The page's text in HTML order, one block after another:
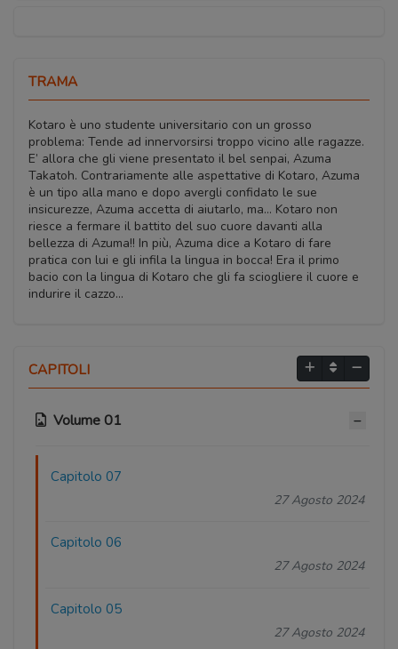
TRAMA
Kotaro è uno studente universitario con un grosso
problema: Tende ad innervorsirsi troppo vicino alle ragazze.
E’ allora che gli viene presentato il bel senpai, Azuma
Takatoh. Contrariamente alle aspettative di Kotaro, Azuma
è un tipo alla mano e dopo avergli confidato le sue
insicurezze, Azuma accetta di aiutarlo, ma… Kotaro non
riesce a fermare il battito del suo cuore davanti alla
bellezza di Azuma!! In più, Azuma dice a Kotaro di fare
pratica con lui e gli infila la lingua in bocca! Era il primo
bacio con la lingua di Kotaro che gli fa sciogliere il cuore e
indurire il cazzo…
CAPITOLI
Volume 01
Capitolo 07
27 Agosto 2024
Capitolo 06
27 Agosto 2024
Capitolo 05
27 Agosto 2024